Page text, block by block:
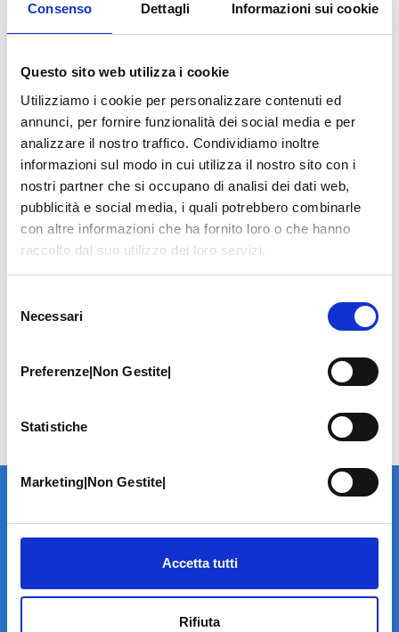
Consenso Dettagli Informazioni sui cookie
Questo sito web utilizza i cookie
Utilizziamo i cookie per personalizzare contenuti ed
annunci, per fornire funzionalità dei social media e per
analizzare il nostro traffico. Condividiamo inoltre
informazioni sul modo in cui utilizza il nostro sito con i
nostri partner che si occupano di analisi dei dati web,
pubblicità e social media, i quali potrebbero combinarle
con altre informazioni che ha fornito loro o che hanno
raccolto dal suo utilizzo dei loro servizi.
delNecessari
Preferenze|Non Gestite|
Statistiche
Marketing|Non Gestite|
Accetta tutti
Rifiuta
LA STRUTTURA